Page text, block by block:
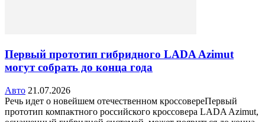
Первый прототип гибридного LADA Azimut
могут собрать до конца года
Авто 21.07.2026
Речь идет о новейшем отечественном кроссовереПервый
прототип компактного российского кроссовера LADA Azimut,